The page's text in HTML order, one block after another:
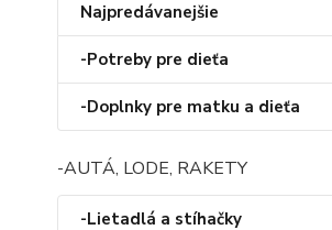
Najpredávanejšie
-Potreby pre dieťa
-Doplnky pre matku a dieťa
-AUTÁ, LODE, RAKETY
-Lietadlá a stíhačky